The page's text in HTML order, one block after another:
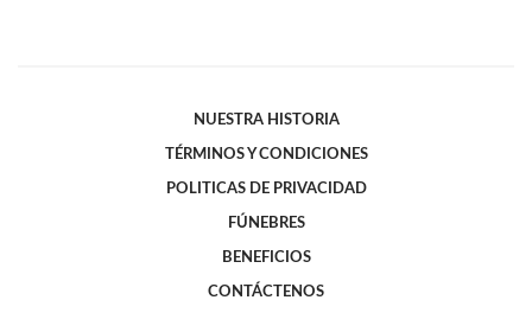
NUESTRA HISTORIA
TÉRMINOS Y CONDICIONES
POLITICAS DE PRIVACIDAD
FÚNEBRES
BENEFICIOS
CONTÁCTENOS